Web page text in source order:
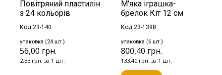
Повітряний пластилін
з 24 кольорів
Код 23-140
упаковка (24 шт.)
56,00 грн.
2,33 грн. за 1 шт.
М'яка іграшка-
брелок Кіт 12 см
Код 23-1398
упаковка (6 шт.)
800,40 грн.
133,40 грн. за 1 шт.